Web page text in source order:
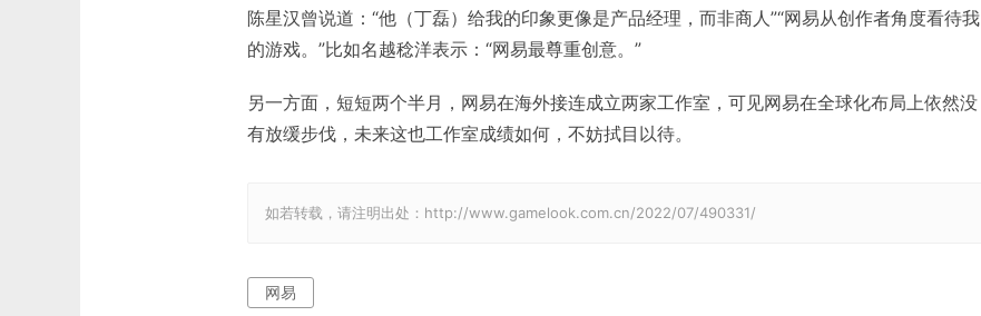
陈星汉曾说道：“他（丁磊）给我的印象更像是产品经理，而非商人”“网易从创作者角度看待我
的游戏。”比如名越稔洋表示：“网易最尊重创意。”
另一方面，短短两个半月，网易在海外接连成立两家工作室，可见网易在全球化布局上依然没
有放缓步伐，未来这也工作室成绩如何，不妨拭目以待。
如若转载，请注明出处：http://www.gamelook.com.cn/2022/07/490331/
网易